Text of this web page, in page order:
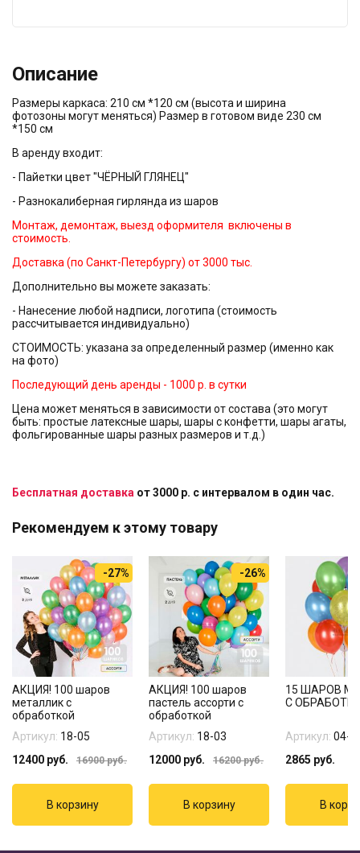
Описание
Размеры каркаса: 210 см *120 см (высота и ширина
фотозоны могут меняться) Размер в готовом виде 230 см
*150 см
В аренду входит:
- Пайетки цвет "ЧЁРНЫЙ ГЛЯНЕЦ"
- Разнокалиберная гирлянда из шаров
Монтаж, демонтаж, выезд оформителя включены в
стоимость.
Доставка (по Санкт-Петербургу) от 3000 тыс.
Дополнительно вы можете заказать:
- Нанесение любой надписи, логотипа (стоимость
рассчитывается индивидуально)
СТОИМОСТЬ: указана за определенный размер (именно как
на фото)
Последующий день аренды - 1000 р. в сутки
Цена может меняться в зависимости от состава (это могут
быть: простые латексные шары, шары с конфетти, шары агаты,
фольгированные шары разных размеров и т.д.)
Бесплатная доставка от 3000 р. с интервалом в один час.
Рекомендуем к этому товару
-27%
АКЦИЯ! 100 шаров
металлик с
обработкой
Артикул: 18-05
12400 руб. 16900руб.
-26%
АКЦИЯ! 100 шаров
пастель ассорти с
обработкой
Артикул: 18-03
12000 руб. 16200руб.
15 ШАРОВ
С
Артикул: 04-
2865 руб.